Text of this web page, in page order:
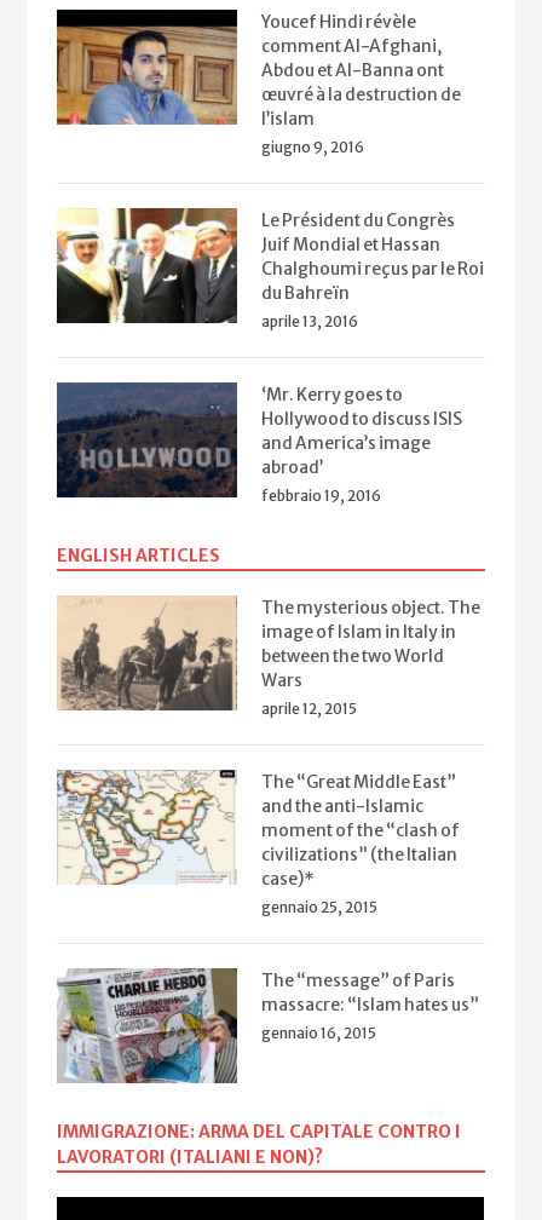
Youcef Hindi révèle
comment Al-Afghani,
Abdou et Al-Banna ont
œuvré à la destruction de
l’islam
giugno 9, 2016
Le Président du Congrès
Juif Mondial et Hassan
Chalghoumi reçus par le Roi
du Bahreïn
aprile 13, 2016
‘Mr. Kerry goes to
Hollywood to discuss ISIS
and America’s image
abroad’
febbraio 19, 2016
ENGLISH ARTICLES
The mysterious object. The
image of Islam in Italy in
between the two World
Wars
aprile 12, 2015
The “Great Middle East”
and the anti-Islamic
moment of the “clash of
civilizations” (the Italian
case)*
gennaio 25, 2015
The “message” of Paris
massacre: “Islam hates us”
gennaio 16, 2015
IMMIGRAZIONE: ARMA DEL CAPITALE CONTRO I
LAVORATORI (ITALIANI E NON)?